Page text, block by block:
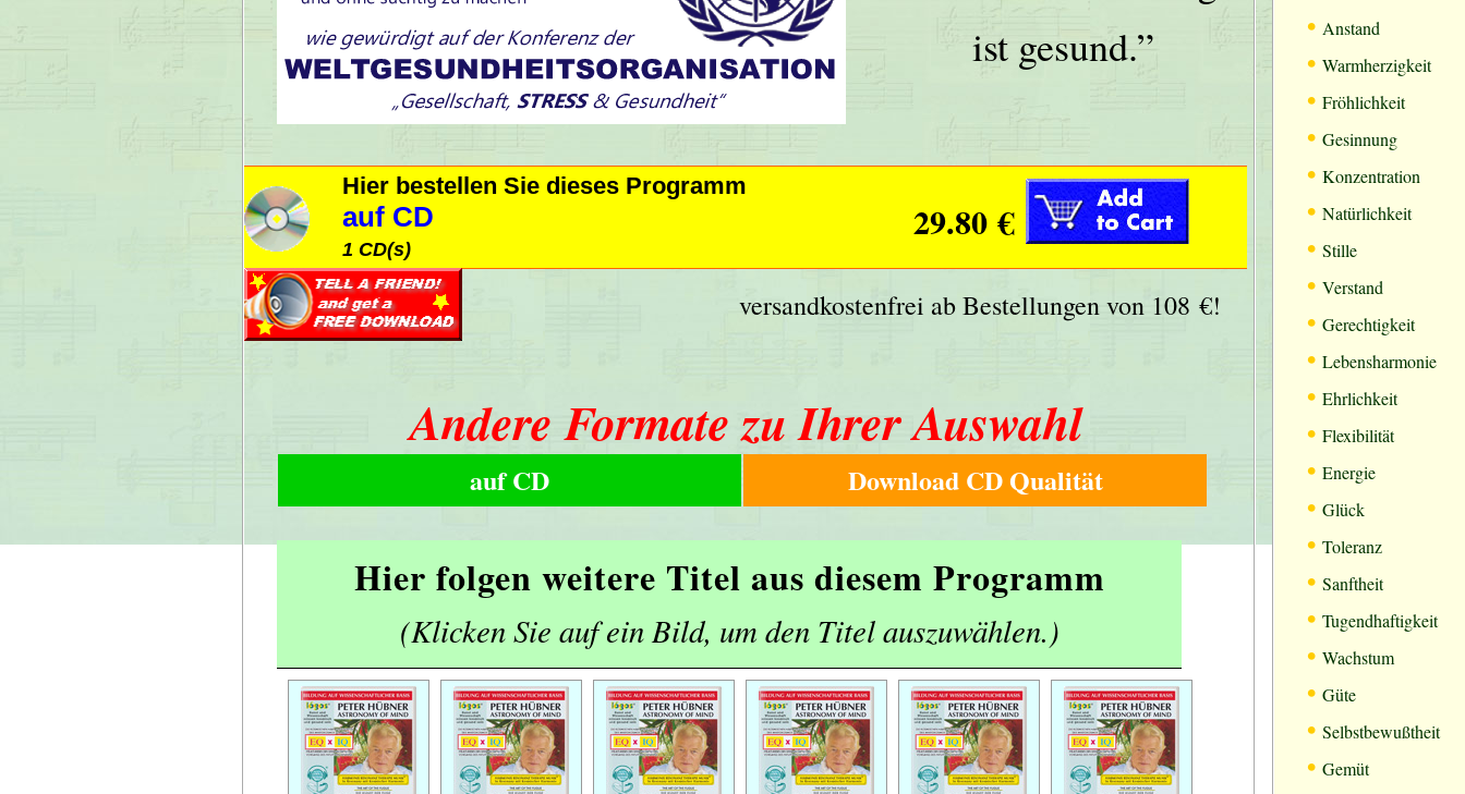
ist gesund.”
Hier bestellen Sie dieses Programm
auf CD
1 CD(s)
29.80 €
versandkostenfrei ab Bestellungen von 108 €!
Andere Formate zu Ihrer Auswahl
auf CD Download CD Qualität
Hier folgen weitere Titel aus diesem Programm
(Klicken Sie auf ein Bild, um den Titel auszuwählen.)
• Anstand
• Warmherzigkeit
• Fröhlichkeit
• Gesinnung
• Konzentration
• Natürlichkeit
• Stille
• Verstand
• Gerechtigkeit
• Lebensharmonie
• Ehrlichkeit
• Flexibilität
• Energie
• Glück
• Toleranz
• Sanftheit
• Tugendhaftigkeit
• Wachstum
• Güte
• Selbstbewußtheit
• Gemüt